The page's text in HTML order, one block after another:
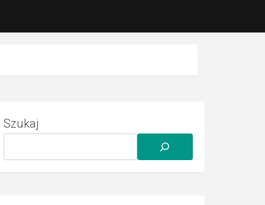
Szukaj